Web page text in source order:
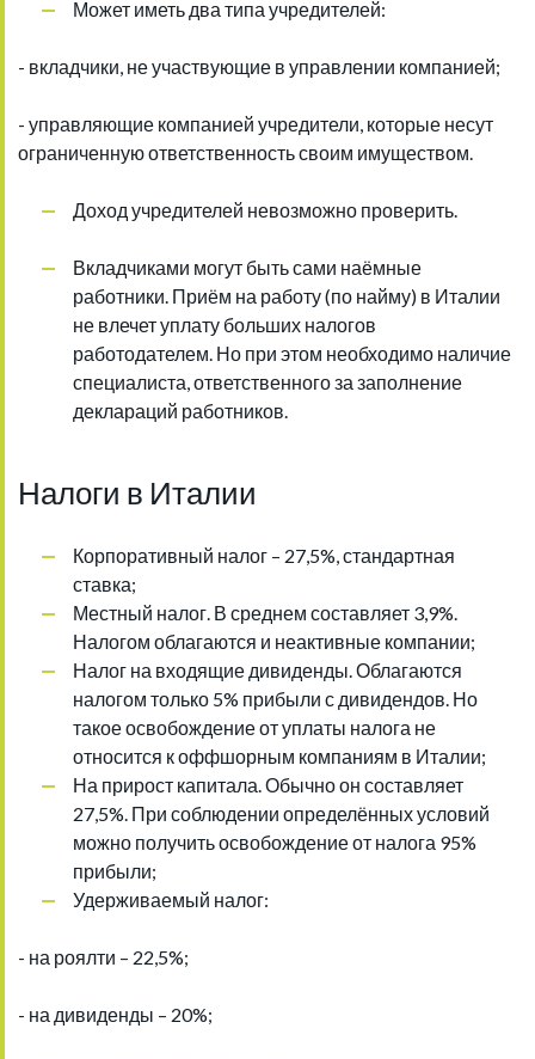
Может иметь два типа учредителей:
- вкладчики, не участвующие в управлении компанией;
- управляющие компанией учредители, которые несут
ограниченную ответственность своим имуществом.
Доход учредителей невозможно проверить.
Вкладчиками могут быть сами наёмные
работники. Приём на работу (по найму) в Италии
не влечет уплату больших налогов
работодателем. Но при этом необходимо наличие
специалиста, ответственного за заполнение
деклараций работников.
Налоги в Италии
Корпоративный налог – 27,5%, стандартная
ставка;
Местный налог. В среднем составляет 3,9%.
Налогом облагаются и неактивные компании;
Налог на входящие дивиденды. Облагаются
налогом только 5% прибыли с дивидендов. Но
такое освобождение от уплаты налога не
относится к оффшорным компаниям в Италии;
На прирост капитала. Обычно он составляет
27,5%. При соблюдении определённых условий
можно получить освобождение от налога 95%
прибыли;
Удерживаемый налог:
- на роялти – 22,5%;
- на дивиденды – 20%;